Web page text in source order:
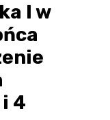
I w
4